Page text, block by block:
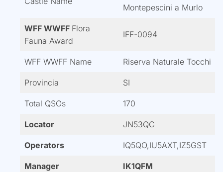
Montepescini a Murlo
WFF WWFF Flora
Fauna Award
IFF-0094
WFF WWFF Name Riserva Naturale Tocchi
Provincia SI
Total QSOs 170
Locator JN53QC
Operators IQ5QO,IU5AXT,IZ5GST
Manager IK1QFM